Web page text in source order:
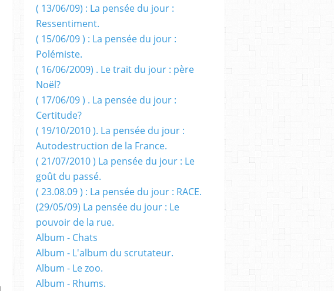
( 13/06/09) : La pensée du jour :
Ressentiment.
( 15/06/09 ) : La pensée du jour :
Polémiste.
( 16/06/2009) . Le trait du jour : père
Noël?
( 17/06/09 ) . La pensée du jour :
Certitude?
( 19/10/2010 ). La pensée du jour :
Autodestruction de la France.
( 21/07/2010 ) La pensée du jour : Le
goût du passé.
( 23.08.09 ) : La pensée du jour : RACE.
(29/05/09) La pensée du jour : Le
pouvoir de la rue.
Album - Chats
Album - L'album du scrutateur.
Album - Le zoo.
Album - Rhums.